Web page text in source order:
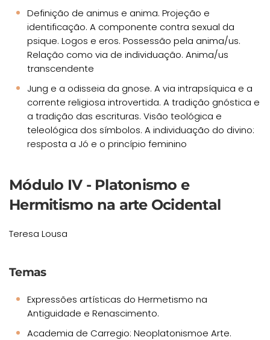
Definição de animus e anima. Projeção e
identificação. A componente contra sexual da
psique. Logos e eros. Possessão pela anima/us.
Relação como via de individuação. Anima/us
transcendente
Jung e a odisseia da gnose. A via intrapsíquica e a
corrente religiosa introvertida. A tradição gnóstica e
a tradição das escrituras. Visão teológica e
teleológica dos símbolos. A individuação do divino:
resposta a Jó e o princípio feminino
Módulo IV - Platonismo e
Hermitismo na arte Ocidental
Teresa Lousa
Temas
Expressões artísticas do Hermetismo na
Antiguidade e Renascimento.
Academia de Carregio: Neoplatonismoe Arte.